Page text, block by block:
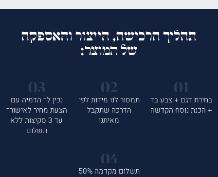
תהליך הרכישה, הייצור והאספקה
של המוצר:
בחירת דגם + צבע בד
+ הכנת נוסח הקדשה
תמסור לנו מידות לפי
הדרכה שתקבל
מאיתנו
נכין לך הדמיה עם
הצעת מחיר לאישורך
עד 3 סקיצות ללא
תשלום
תשלום מקדמה 50%